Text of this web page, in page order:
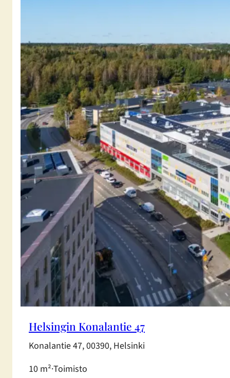
Helsingin Konalantie 47
Konalantie 47, 00390, Helsinki
10 m²·Toimisto